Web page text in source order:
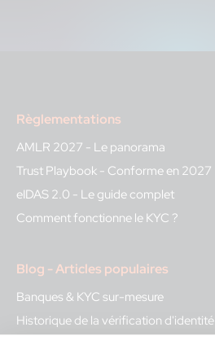
Règlementations
AMLR 2027 - Le panorama
Trust Playbook - Conforme en 2027
eIDAS 2.0 - Le guide complet
Comment fonctionne le KYC ?
Blog - Articles populaires
Banques & KYC sur-mesure
Historique de la vérification d'identité